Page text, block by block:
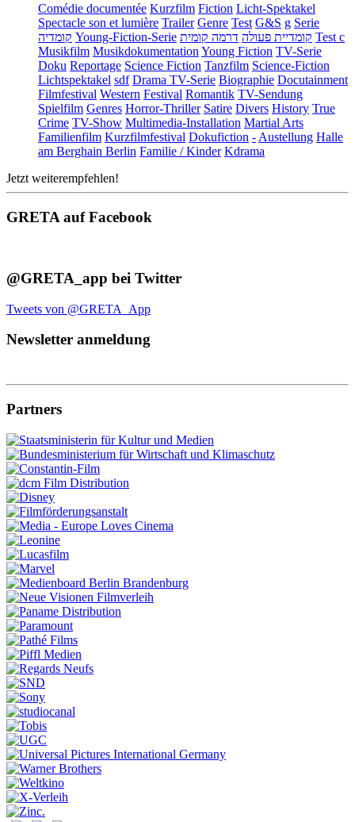
Comédie documentée Kurzfilm Fiction Licht-Spektakel
Spectacle son et lumière Trailer Genre Test G&S g Serie
קומדיה Young-Fiction-Serie קומדיית פעולה דרמה קומית
Test c
Musikfilm Musikdokumentation Young Fiction TV-Serie
Doku Reportage Science Fiction Tanzfilm Science-Fiction
Lichtspektakel sdf Drama TV-Serie Biographie Docutainment
Filmfestival Western Festival Romantik TV-Sendung
Spielfilm Genres Horror-Thriller Satire Divers History True
Crime TV-Show Multimedia-Installation Martial Arts
Familienfilm Kurzfilmfestival Dokufiction - Austellung Halle
am Berghain Berlin Familie / Kinder Kdrama
Jetzt weiterempfehlen!
GRETA auf Facebook
@GRETA_app bei Twitter
Tweets von @GRETA_App
Newsletter anmeldung
Partners